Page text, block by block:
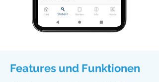
Features und Funktionen